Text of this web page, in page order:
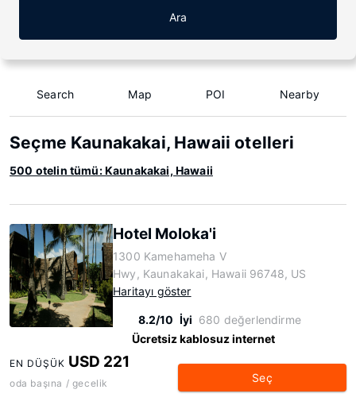
Ara
Search Map POI Nearby
Seçme Kaunakakai, Hawaii otelleri
500 otelin tümü: Kaunakakai, Hawaii
Hotel Moloka'i
1300 Kamehameha V
Hwy, Kaunakakai, Hawaii 96748, US
Haritayı göster
8.2/10 İyi 680 değerlendirme
Ücretsiz kablosuz internet
EN DÜŞÜK USD 221
oda başına / gecelik Seç